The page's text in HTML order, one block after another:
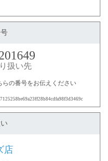
扱い先
らの番号をお伝えください
店